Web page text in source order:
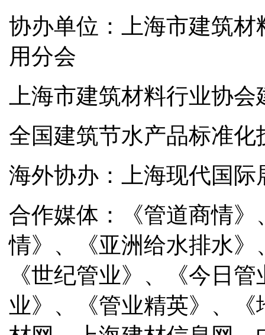
协办单位：上海市建筑
用分会
上海市建筑材料行业协
全国建筑节水产品标准化
海外协办：上海现代国
合作媒体：《管道商情
情》、《亚洲给水排水
《世纪管业》、《今日
业》、《管业精英》、